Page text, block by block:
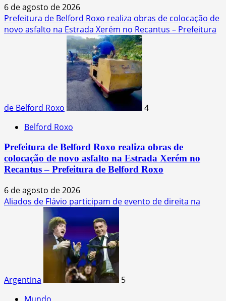
6 de agosto de 2026
Prefeitura de Belford Roxo realiza obras de colocação de
novo asfalto na Estrada Xerém no Recantus – Prefeitura
de Belford Roxo
4
Belford Roxo
Prefeitura de Belford Roxo realiza obras de
colocação de novo asfalto na Estrada Xerém no
Recantus – Prefeitura de Belford Roxo
6 de agosto de 2026
Aliados de Flávio participam de evento de direita na
Argentina
5